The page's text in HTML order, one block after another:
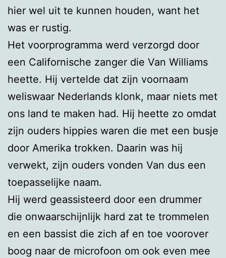
hier wel uit te kunnen houden, want het
was er rustig.
Het voorprogramma werd verzorgd door
een Californische zanger die Van Williams
heette. Hij vertelde dat zijn voornaam
weliswaar Nederlands klonk, maar niets met
ons land te maken had. Hij heette zo omdat
zijn ouders hippies waren die met een busje
door Amerika trokken. Daarin was hij
verwekt, zijn ouders vonden Van dus een
toepasselijke naam.
Hij werd geassisteerd door een drummer
die onwaarschijnlijk hard zat te trommelen
en een bassist die zich af en toe voorover
boog naar de microfoon om ook even mee